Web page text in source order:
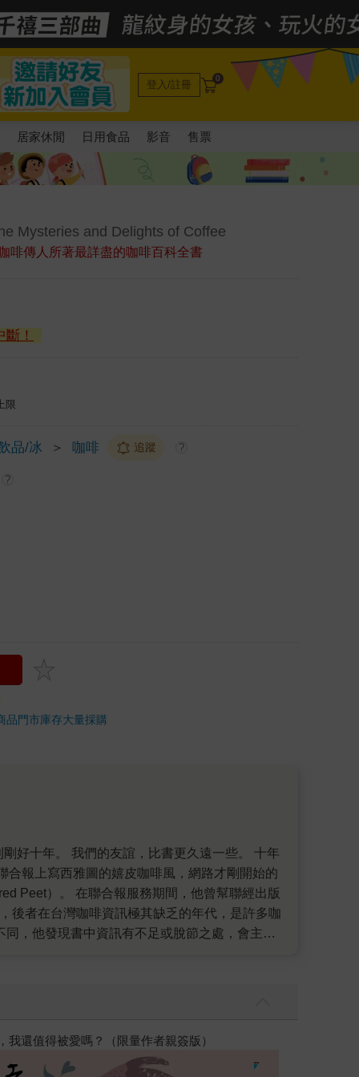
登入/註冊 0
居家休閒 日用食品 影音 售票
Mysteries and Delights of Coffee
啡傳人所著最詳盡的咖啡百科全書
！
限
品/冰 ＞ 咖啡 追蹤 ?
?
品門市庫存大量採購
報上寫西雅圖的嬉皮咖啡風，網路才剛開始的
Peet）。 在聯合報服務期間，他曾幫聯經出版
後者在台灣咖啡資訊極其缺乏的年代，是許多咖
，他發現書中資訊有不足或脫節之處，會主動
本的規模，也算業界僅有。 這回《新版‧咖啡
而心悅誠服，創造商機？ 專心做一件事，十年